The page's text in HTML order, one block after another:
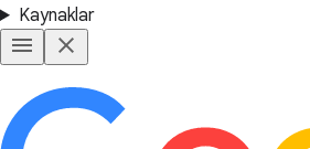
Kaynaklar